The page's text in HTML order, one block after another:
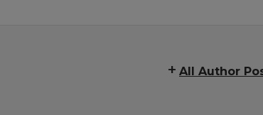
All Author